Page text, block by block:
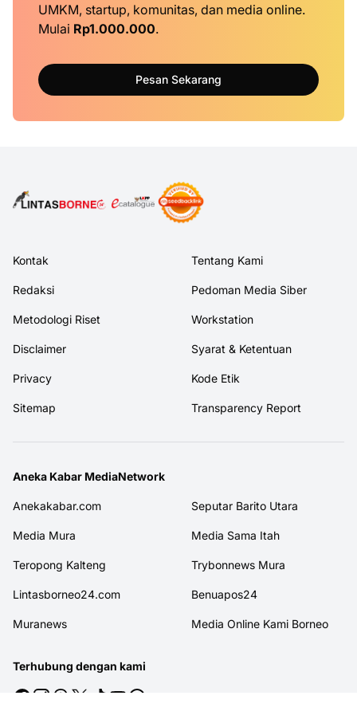
UMKM, startup, komunitas, dan media online.
Mulai Rp1.000.000.
Pesan Sekarang
Kontak Tentang Kami
Redaksi Pedoman Media Siber
Metodologi Riset Workstation
Disclaimer Syarat & Ketentuan
Privacy Kode Etik
Sitemap Transparency Report
Aneka Kabar MediaNetwork
Anekakabar.com Seputar Barito Utara
Media Mura Media Sama Itah
Teropong Kalteng Trybonnews Mura
Lintasborneo24.com Benuapos24
Muranews Media Online Kami Borneo
Terhubung dengan kami